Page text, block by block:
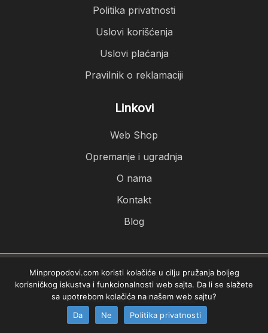
Politika privatnosti
Uslovi korišćenja
Uslovi plaćanja
Pravilnik o reklamaciji
Linkovi
Web Shop
Opremanje i ugradnja
O nama
Kontakt
Blog
Minpro podovi © 2026. Sva prava zadržana.
Izrada sajtaPCMAX Studio
Minpropodovi.com koristi kolačiće u cilju pružanja boljeg
korisničkog iskustva i funkcionalnosti web sajta. Da li se slažete
sa upotrebom kolačića na našem web sajtu?
Da
Ne Politika privatnosti